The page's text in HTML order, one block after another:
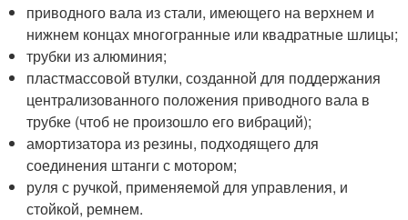
приводного вала из стали, имеющего на верхнем и
нижнем концах многогранные или квадратные шлицы;
трубки из алюминия;
пластмассовой втулки, созданной для поддержания
централизованного положения приводного вала в
трубке (чтоб не произошло его вибраций);
амортизатора из резины, подходящего для
соединения штанги с мотором;
руля с ручкой, применяемой для управления, и
стойкой, ремнем.